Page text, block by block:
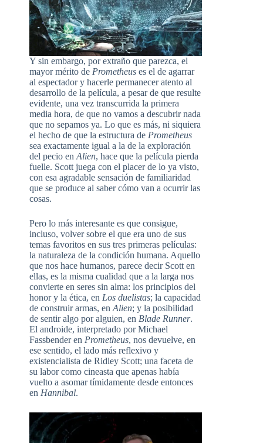
Y sin embargo, por extraño que parezca, el
mayor mérito de Prometheus es el de agarrar
al espectador y hacerle permanecer atento al
desarrollo de la película, a pesar de que resulte
evidente, una vez transcurrida la primera
media hora, de que no vamos a descubrir nada
que no sepamos ya. Lo que es más, ni siquiera
el hecho de que la estructura de Prometheus
sea exactamente igual a la de la exploración
del pecio en Alien, hace que la película pierda
fuelle. Scott juega con el placer de lo ya visto,
con esa agradable sensación de familiaridad
que se produce al saber cómo van a ocurrir las
cosas.
Pero lo más interesante es que consigue,
incluso, volver sobre el que era uno de sus
temas favoritos en sus tres primeras películas:
la naturaleza de la condición humana. Aquello
que nos hace humanos, parece decir Scott en
ellas, es la misma cualidad que a la larga nos
convierte en seres sin alma: los principios del
honor y la ética, en Los duelistas; la capacidad
de construir armas, en Alien; y la posibilidad
de sentir algo por alguien, en Blade Runner.
El androide, interpretado por Michael
Fassbender en Prometheus, nos devuelve, en
ese sentido, el lado más reflexivo y
existencialista de Ridley Scott; una faceta de
su labor como cineasta que apenas había
vuelto a asomar tímidamente desde entonces
en Hannibal.